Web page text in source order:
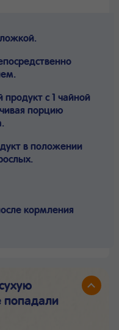
с 1 чайной
порцию
в положении
кормления
попадали